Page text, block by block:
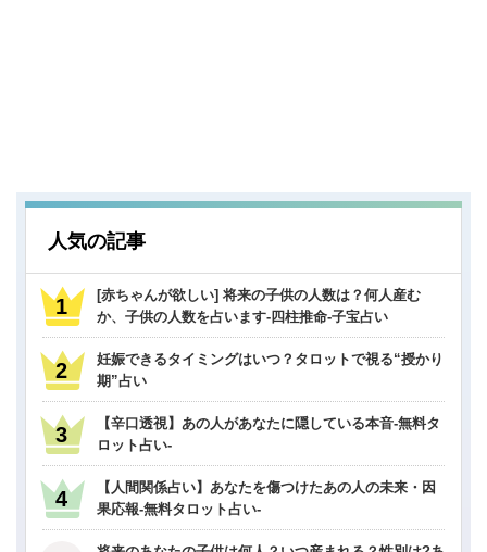
人気の記事
[赤ちゃんが欲しい] 将来の子供の人数は？何人産む
か、子供の人数を占います-四柱推命-子宝占い
妊娠できるタイミングはいつ？タロットで視る“授かり
期”占い
【辛口透視】あの人があなたに隠している本音-無料タ
ロット占い-
【人間関係占い】あなたを傷つけたあの人の未来・因
果応報-無料タロット占い-